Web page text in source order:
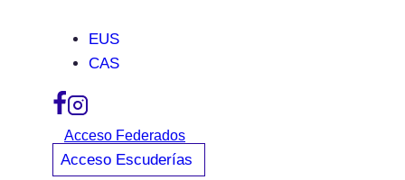
EUS
CAS
Acceso Federados
Acceso Escuderías